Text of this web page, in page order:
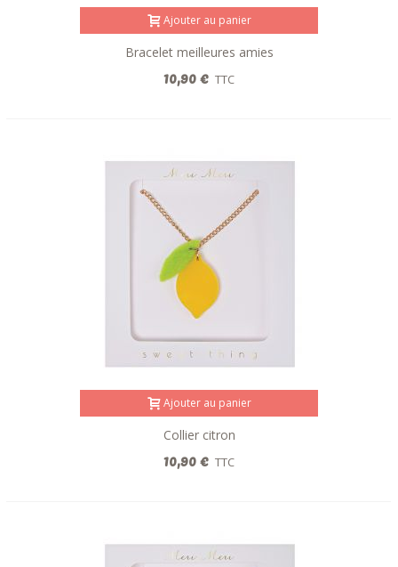
Ajouter au panier
Bracelet meilleures amies
10,90 € TTC
Ajouter au panier
Collier citron
10,90 € TTC